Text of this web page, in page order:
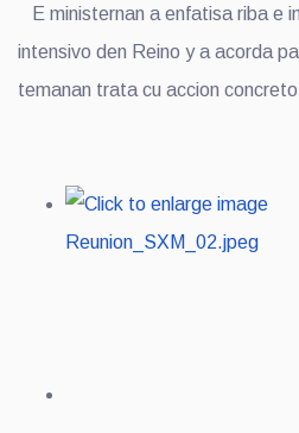
E ministernan a enfatisa riba e
intensivo den Reino y a acorda
temanan trata cu accion